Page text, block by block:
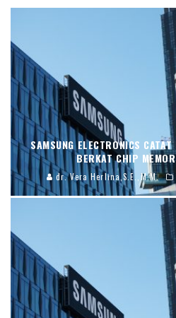
SAMSUNG ELECTRONICS
BERKAT CHIP
dr. Vera Herlina,S.E.,M.M.